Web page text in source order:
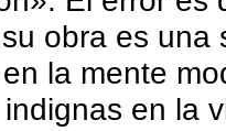
obra es una
la mente
en la